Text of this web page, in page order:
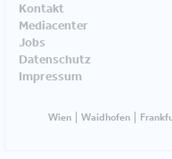
Kontakt
Mediacenter
Jobs
Datenschutz
Impressum
Wien Waidhofen